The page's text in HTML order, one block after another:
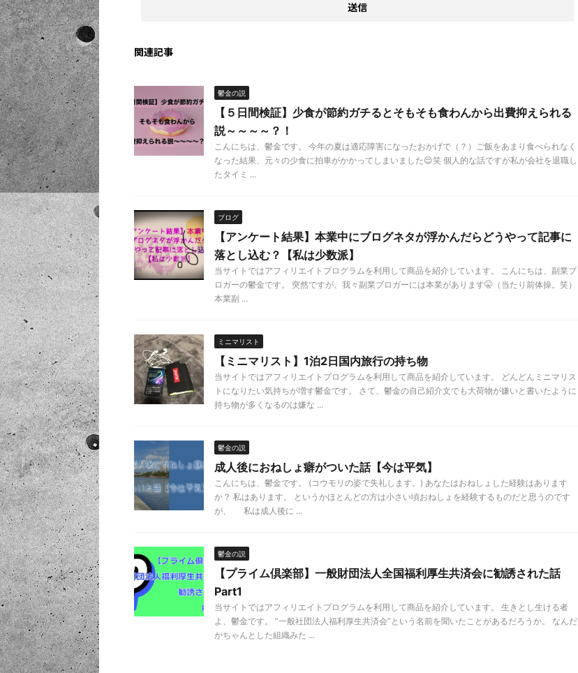
関連記事
鬱金の説
【５日間検証】少食が節約ガチるとそもそも食わんから出費抑えられる
説～～～～？！
こんにちは、鬱金です。 今年の夏は適応障害になったおかげで（？）ご飯をあまり食べられなく
なった結果、元々の少食に拍車がかかってしまいました😌笑 個人的な話ですが私が会社を退職し
たタイミ ...
ブログ
【アンケート結果】本業中にブログネタが浮かんだらどうやって記事に
落とし込む？【私は少数派】
当サイトではアフィリエイトプログラムを利用して商品を紹介しています。 こんにちは、副業ブ
ロガーの鬱金です。 突然ですが、我々副業ブロガーには本業があります🤫（当たり前体操。笑）
本業副 ...
ミニマリスト
【ミニマリスト】1泊2日国内旅行の持ち物
当サイトではアフィリエイトプログラムを利用して商品を紹介しています。 どんどんミニマリス
トになりたい気持ちが増す鬱金です。 さて、鬱金の自己紹介文でも大荷物が嫌いと書いたように
持ち物が多くなるのは嫌な ...
鬱金の説
成人後におねしょ癖がついた話【今は平気】
こんにちは、鬱金です。 (コウモリの姿で失礼します。) あなたはおねしょした経験はあります
か？ 私はあります。 というかほとんどの方は小さい頃おねしょを経験するものだと思うのです
が、 私は成人後に ...
鬱金の説
【プライム倶楽部】一般財団法人全国福利厚生共済会に勧誘された話
Part1
当サイトではアフィリエイトプログラムを利用して商品を紹介しています。 生きとし生ける者
よ、鬱金です。 ”一般社団法人福利厚生共済会”という名前を聞いたことがあるだろうか。 なんだ
かちゃんとした組織みた ...